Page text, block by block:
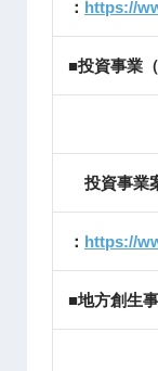
： https://
■投資事業
投資事業
： https://
■地方創生